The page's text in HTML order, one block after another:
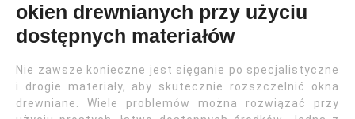
okien drewnianych przy użyciu
dostępnych materiałów
Nie zawsze konieczne jest sięganie po specjalistyczne
i drogie materiały, aby skutecznie rozszczelnić okna
drewniane. Wiele problemów można rozwiązać przy